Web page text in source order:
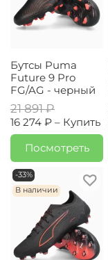
Бутсы Puma
Future 9 Pro
FG/AG - черный
21 891 ₽
16 274 ₽ – Купить
Посмотреть
-33%
В наличии